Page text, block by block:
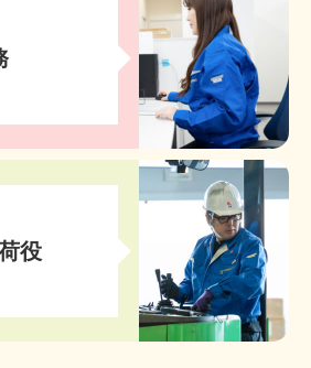
役